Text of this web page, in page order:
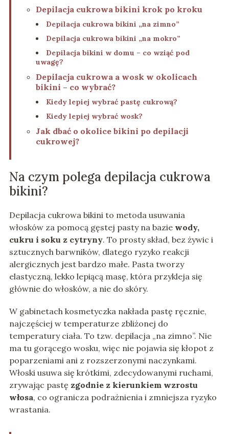
Depilacja cukrowa bikini krok po kroku
Depilacja cukrowa bikini „na zimno”
Depilacja cukrowa bikini „na mokro”
Depilacja bikini w domu – co wziąć pod
uwagę?
Depilacja cukrowa a wosk w okolicach
bikini – co wybrać?
Kiedy lepiej wybrać pastę cukrową?
Kiedy lepiej wybrać wosk?
Jak dbać o okolice bikini po depilacji
cukrowej?
Na czym polega depilacja cukrowa
bikini?
Depilacja cukrowa bikini to metoda usuwania
włosków za pomocą gęstej pasty na bazie wody,
cukru i soku z cytryny. To prosty skład, bez żywic i
sztucznych barwników, dlatego ryzyko reakcji
alergicznych jest bardzo małe. Pasta tworzy
elastyczną, lekko lepiącą masę, która przykleja się
głównie do włosków, a nie do skóry.
W gabinetach kosmetyczka nakłada pastę ręcznie,
najczęściej w temperaturze zbliżonej do
temperatury ciała. To tzw. depilacja „na zimno”. Nie
ma tu gorącego wosku, więc nie pojawia się kłopot z
poparzeniami ani z rozszerzonymi naczynkami.
Włoski usuwa się krótkimi, zdecydowanymi ruchami,
zrywając pastę zgodnie z kierunkiem wzrostu
włosa, co ogranicza podrażnienia i zmniejsza ryzyko
wrastania.